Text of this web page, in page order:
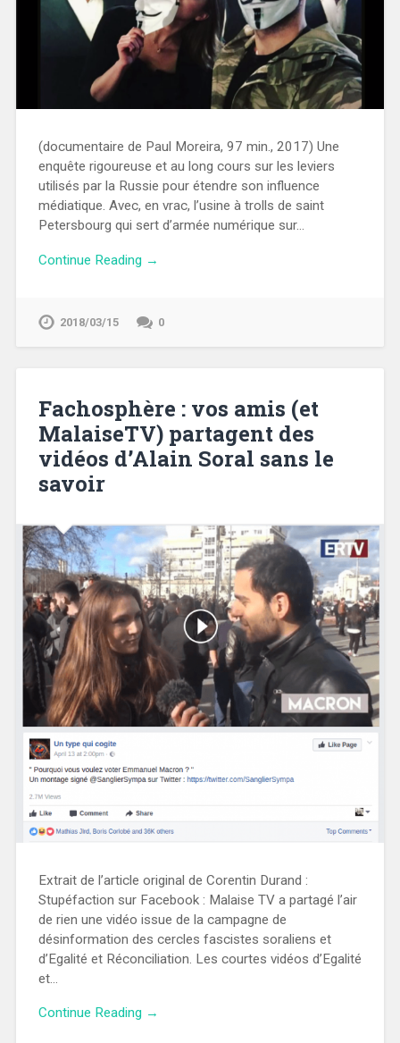
(documentaire de Paul Moreira, 97 min., 2017) Une
enquête rigoureuse et au long cours sur les leviers
utilisés par la Russie pour étendre son influence
médiatique. Avec, en vrac, l’usine à trolls de saint
Petersbourg qui sert d’armée numérique sur…
Continue Reading →
2018/03/15 0
Fachosphère : vos amis (et
MalaiseTV) partagent des
vidéos d’Alain Soral sans le
savoir
Extrait de l’article original de Corentin Durand :
Stupéfaction sur Facebook : Malaise TV a partagé l’air
de rien une vidéo issue de la campagne de
désinformation des cercles fascistes soraliens et
d’Egalité et Réconciliation. Les courtes vidéos d’Egalité
et…
Continue Reading →